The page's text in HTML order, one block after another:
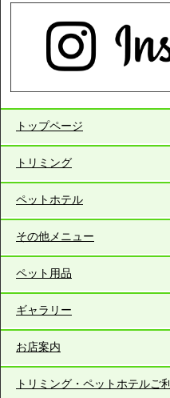
トップページ
トリミング
ペットホテル
その他メニュー
ペット用品
ギャラリー
お店案内
トリミング・ペットホテルご